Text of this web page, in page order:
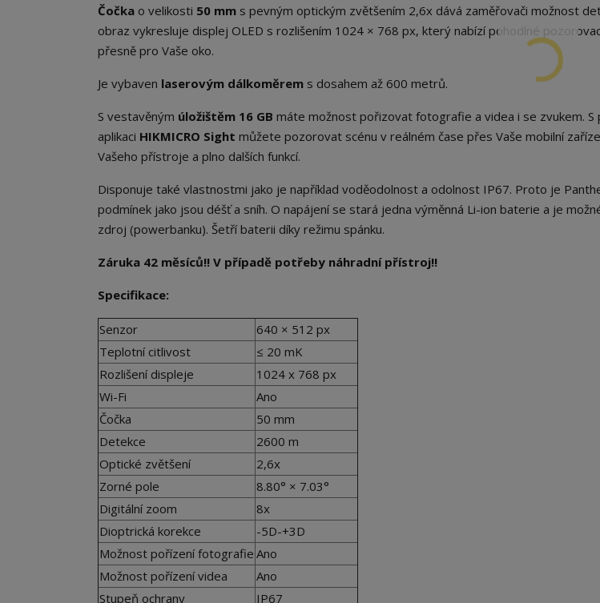
Čočka o velikosti 50 mm s pevným optickým zvětšením 2,6x dává zaměřovači možnost
obraz vykresluje displej OLED s rozlišením 1024 × 768 px, který nabízí pohodlné
přesně pro Vaše oko.
Je vybaven laserovým dálkoměrem s dosahem až 600 metrů.
S vestavěným úložištěm 16 GB máte možnost pořizovat fotografie a videa i se zvukem. S
aplikaci HIKMICRO Sight můžete pozorovat scénu v reálném čase přes Vaše mobilní
Vašeho přístroje a plno dalších funkcí.
Disponuje také vlastnostmi jako je například voděodolnost a odolnost IP67. Proto je
podmínek jako jsou déšť a sníh. O napájení se stará jedna výměnná Li-ion baterie a je
zdroj (powerbanku). Šetří baterii díky režimu spánku.
Záruka 42 měsíců!! V případě potřeby náhradní přístroj!!
Specifikace:
Senzor
640 × 512 px
Teplotní citlivost
≤ 20 mK
Rozlišení displeje
1024 x 768 px
Wi-Fi
Ano
Čočka
50 mm
Detekce
2600 m
Optické zvětšení
2,6x
Zorné pole
8.80° × 7.03°
Digitální zoom
8x
Dioptrická korekce
-5D-+3D
Možnost pořízení fotografie Ano
Možnost pořízení videa
Ano
Stupeň ochrany
IP67